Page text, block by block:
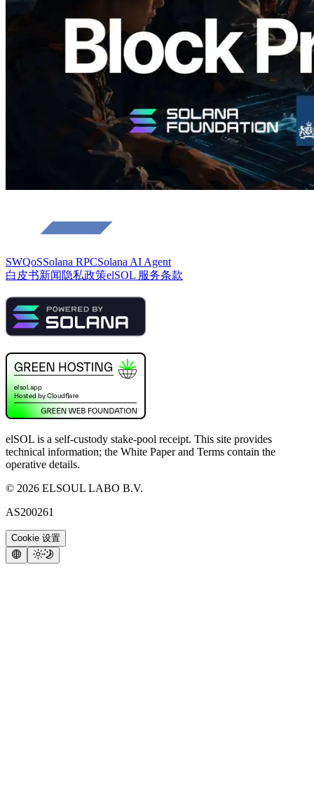
SWQoSSolana RPCSolana AI Agent
白皮书新闻 隐私政策elSOL 服务条款
elSOL is a self-custody stake-pool receipt. This site provides
technical information; the White Paper and Terms contain the
operative details.
© 2026 ELSOUL LABO B.V.
AS200261
Cookie 设置